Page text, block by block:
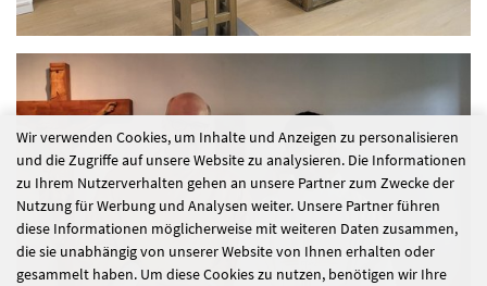
Wir verwenden Cookies, um Inhalte und Anzeigen zu personalisieren
und die Zugriffe auf unsere Website zu analysieren. Die Informationen
zu Ihrem Nutzerverhalten gehen an unsere Partner zum Zwecke der
Nutzung für Werbung und Analysen weiter. Unsere Partner führen
diese Informationen möglicherweise mit weiteren Daten zusammen,
die sie unabhängig von unserer Website von Ihnen erhalten oder
gesammelt haben. Um diese Cookies zu nutzen, benötigen wir Ihre